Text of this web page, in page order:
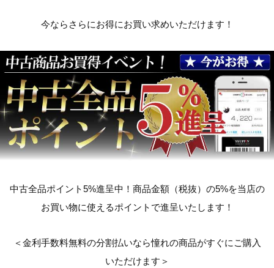
今ならさらにお得にお買い求めいただけます！
中古全品ポイント5%進呈中！商品金額（税抜）の5%を当店の
お買い物に使えるポイントで進呈いたします！
＜金利手数料無料の分割払いなら憧れの商品がすぐにご購入
いただけます＞